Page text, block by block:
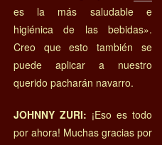
es la más saludable e
higiénica de las bebidas».
Creo que esto también se
puede aplicar a nuestro
querido pacharán navarro.
JOHNNY ZURI: ¡Eso es todo
por ahora! Muchas gracias por